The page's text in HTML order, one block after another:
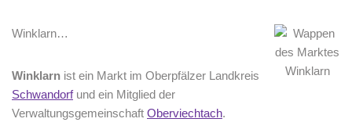
Winklarn…
Winklarn ist ein Markt im Oberpfälzer Landkreis
Schwandorfund ein Mitglied der
Verwaltungsgemeinschaft Oberviechtach.